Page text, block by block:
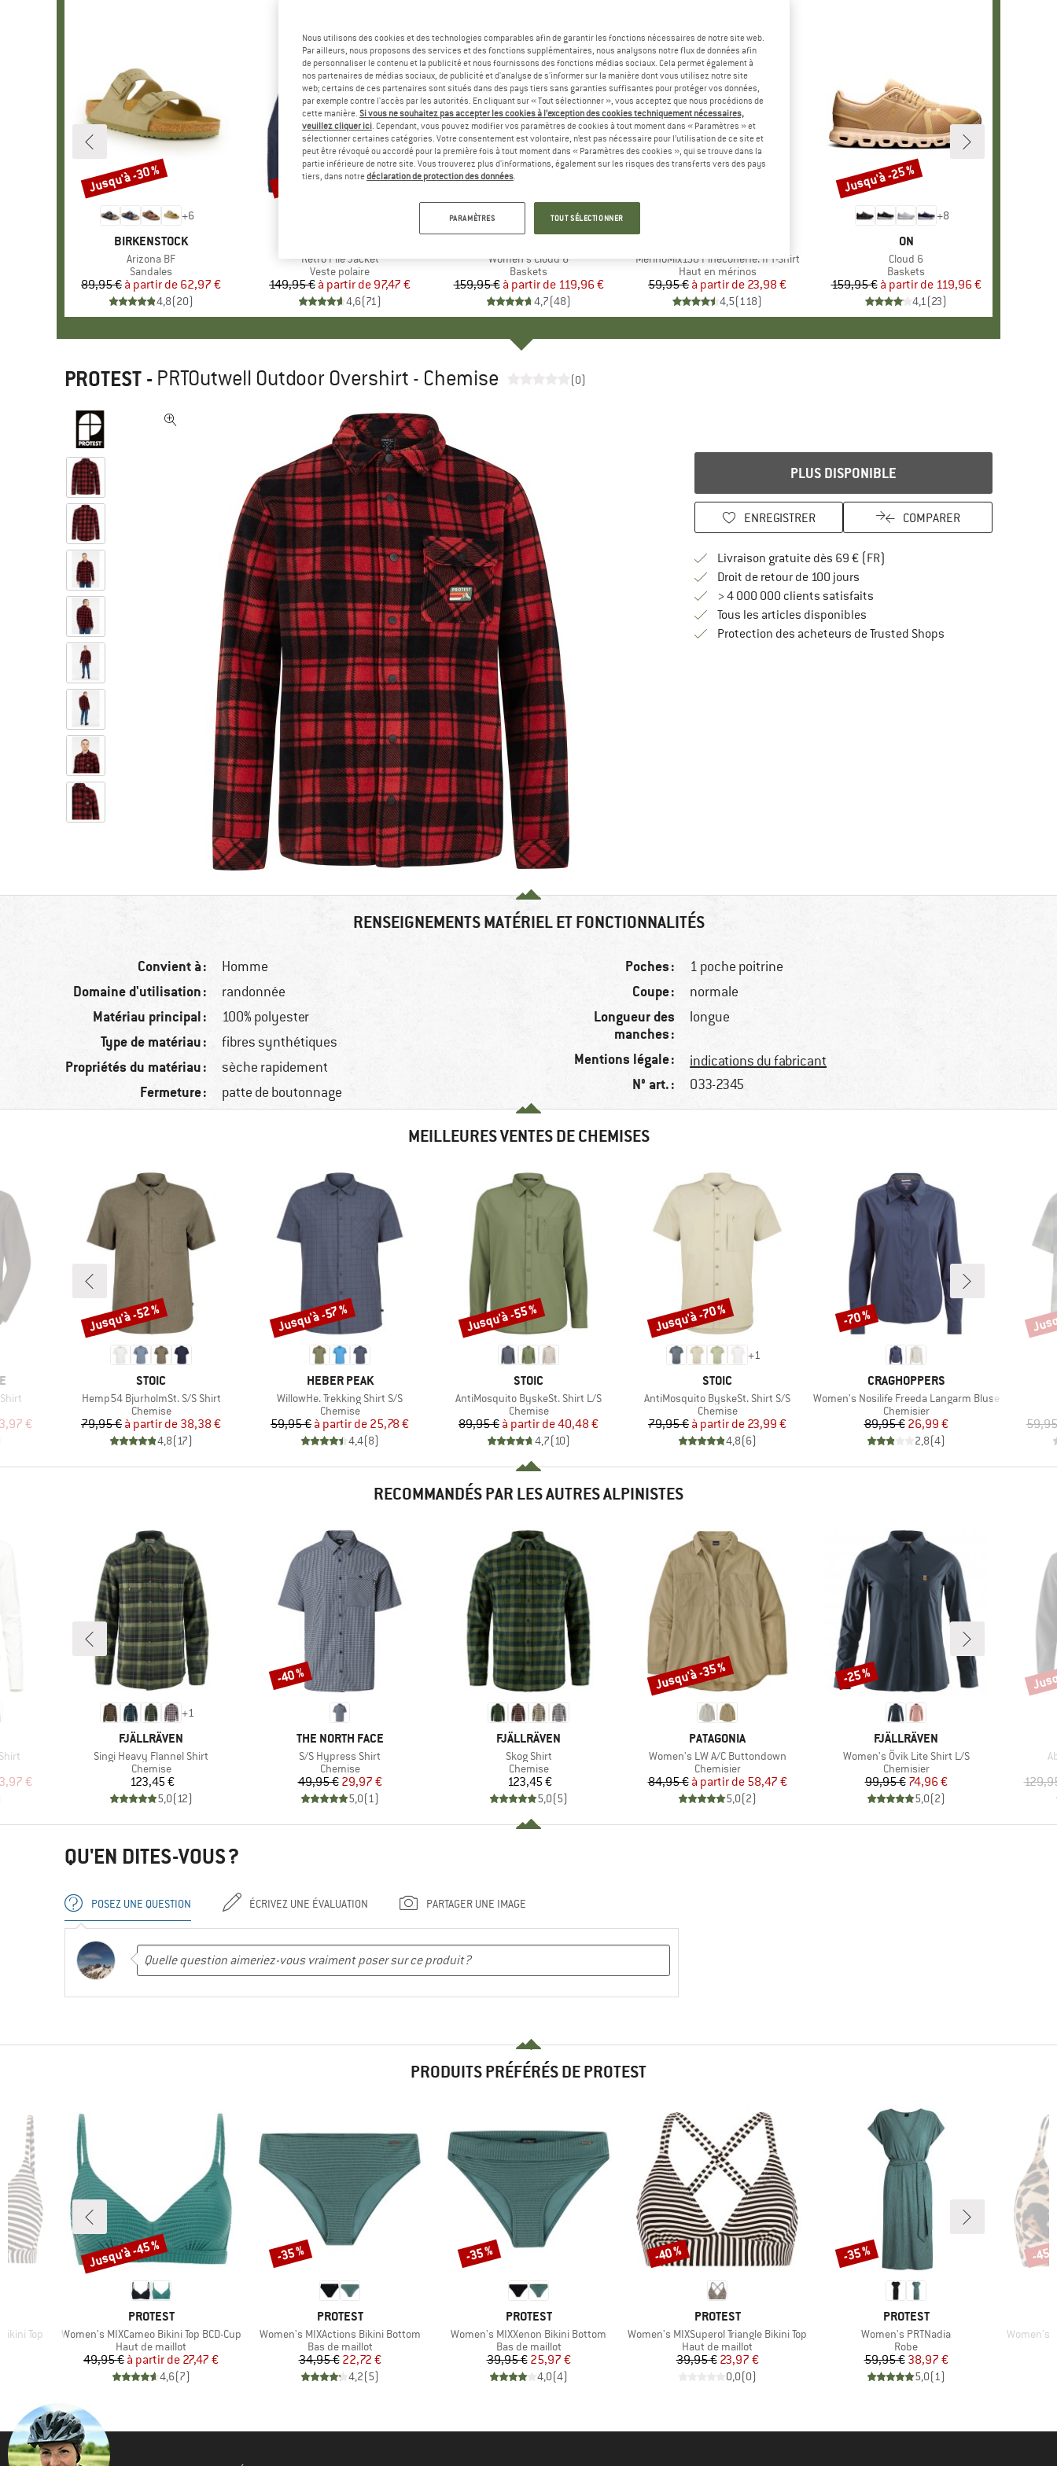
+6
MARQUE
BIRKENSTOCK
Article
Arizona BF
Product group
Sandales
Prix
89,95 € Prix réduit
à partir de 62,97 €
4,8(20)
Remise
Jusqu'à -30 %
Article
Retro Pile Jacket
Product group
Veste polaire
Prix
149,95 € Prix réduit
à partir de 97,47 €
4,6(71)
Remise
Jusqu'à -35 %
+9
Article
Women's Cloud 6
Product group
Baskets
Prix
159,95 € Prix réduit
à partir de 119,96 €
4,7(48)
Remise
Jusqu'à -25 %
Article
MerinoMix150 PineconeHe. II T-Shirt
Product group
Haut en mérinos
Prix
59,95 € Prix réduit
à partir de 23,98 €
4,5(118)
Jusqu'à -60 %
+8
MARQUE
ON
Article
Cloud 6
Product group
Baskets
Prix
159,95 € Prix réduit
à partir de 119,96 €
4,1(23)
Remise
Jusqu'à -25 %
PROTEST - PRTOutwell Outdoor Overshirt - Chemise (0)
PLUS DISPONIBLE
ENREGISTRER COMPARER
Livraison gratuite dès 69 € (FR)
Droit de retour de 100 joursTrouve les informations de
> 4 000 000 clients satisfaits
Tous les articles disponibles
Protection des acheteurs de Trusted ShopsTrouve toutes les
RENSEIGNEMENTS MATÉRIEL ET FONCTIONNALITÉS
Convient à : Homme
Domaine d'utilisation : randonnée
Matériau principal : 100% polyester
Type de matériau : fibres synthétiques
Propriétés du matériau : sèche rapidement
Fermeture : patte de boutonnage
Poches : 1 poche poitrine
Coupe : normale
Longueur des
manches :
longue
Mentions légale : indications du fabricant
N° art. : 033-2345
MEILLEURES VENTES DE CHEMISES
€
MARQUE
STOIC
Article
Hemp54 BjurholmSt. S/S Shirt
Product group
Chemise
Prix
79,95 € Prix réduit
à partir de 38,38 €
4,8(17)
Remise
Jusqu'à -52 %
MARQUE
HEBER PEAK
Article
WillowHe. Trekking Shirt S/S
Product group
Chemise
Prix
59,95 € Prix réduit
à partir de 25,78 €
4,4(8)
Remise
Jusqu'à -57 %
MARQUE
STOIC
Article
AntiMosquito ByskeSt. Shirt L/S
Product group
Chemise
Prix
89,95 € Prix réduit
à partir de40,48 €
4,7(10)
Remise
Jusqu'à -55 %
+1
MARQUE
STOIC
Article
AntiMosquito ByskeSt. Shirt S/S
Product group
Chemise
Prix
79,95 € Prix réduit
à partir de 23,99 €
4,8(6)
Remise
Jusqu'à -70 %
MARQUE
CRAGHOPPERS
Article
Women's Nosilife Freeda Langarm Bluse
Product group
Chemisier
Prix
89,95 €Prix réduit
26,99 €
2,8(4)
Remise
-70 %
RECOMMANDÉS PAR LES AUTRES ALPINISTES
€
+1
MARQUE
FJÄLLRÄVEN
Article
Singi Heavy Flannel Shirt
Product group
Chemise
Prix
123,45 €
5,0(12)
MARQUE
THE NORTH FACE
Article
S/S Hypress Shirt
Product group
Chemise
Prix
49,95 €Prix réduit
29,97 €
5,0(1)
Remise
-40 %
MARQUE
FJÄLLRÄVEN
Article
Skog Shirt
Product group
Chemise
Prix
123,45 €
5,0(5)
MARQUE
PATAGONIA
Article
Women's LW A/C Buttondown
Product group
Chemisier
Prix
84,95 € Prix réduit
à partir de 58,47 €
5,0(2)
Remise
Jusqu'à -35 %
MARQUE
FJÄLLRÄVEN
Article
Women's Övik Lite Shirt L/S
Product group
Chemisier
Prix
99,95 €Prix réduit
74,96 €
5,0(2)
Remise
-25 %
QU'EN DITES-VOUS ?
POSEZ UNE QUESTION ÉCRIVEZ UNE ÉVALUATION PARTAGER UNE IMAGE
PRODUITS PRÉFÉRÉS DE PROTEST
Top
MARQUE
PROTEST
Article
Women's MIXCameo Bikini Top BCD-Cup
Product group
Haut de maillot
Prix
49,95 € Prix réduit
à partir de 27,47 €
4,6(7)
Remise
Jusqu'à -45 %
MARQUE
PROTEST
Article
Women's MIXActions Bikini Bottom
Product group
Bas de maillot
Prix
34,95 €Prix réduit
22,72 €
4,2(5)
Remise
-35 %
MARQUE
PROTEST
Article
Women's MIXXenon Bikini Bottom
Product group
Bas de maillot
Prix
39,95 €Prix réduit
25,97 €
4,0(4)
Remise
-35 %
MARQUE
PROTEST
Article
Women's MIXSuperol Triangle Bikini Top
Product group
Haut de maillot
Prix
39,95 €Prix réduit
23,97 €
0,0(0)
Remise
-40 %
MARQUE
PROTEST
Article
Women's PRTNadia
Product group
Robe
Prix
59,95 €Prix réduit
38,97 €
5,0(1)
Remise
-35 %
Article
Women's
-45
Nous utilisons des cookies et des technologies comparables afin de garantir les fonctions nécessaires de notre site web.
Par ailleurs, nous proposons des services et des fonctions supplémentaires, nous analysons notre flux de données afin
de personnaliser le contenu et la publicité et nous fournissons des fonctions médias sociaux. Cela permet également à
nos partenaires de médias sociaux, de publicité et d'analyse de s'informer sur la manière dont vous utilisez notre site
web; certains de ces partenaires sont situés dans des pays tiers sans garanties suffisantes pour protéger vos données,
par exemple contre l'accès par les autorités. En cliquant sur « Tout sélectionner », vous acceptez que nous procédions de
cette manière. Si vous ne souhaitez pas accepter les cookies à l’exception des cookies techniquement nécessaires,
veuillez cliquer ici. Cependant, vous pouvez modifier vos paramètres de cookies à tout moment dans « Paramètres » et
sélectionner certaines catégories. Votre consentement est volontaire, n’est pas nécessaire pour l’utilisation de ce site et
peut être révoqué ou accordé pour la première fois à tout moment dans « Paramètres des cookies », qui se trouve dans la
partie inférieure de notre site. Vous trouverez plus d'informations, également sur les risques des transferts vers des pays
tiers, dans notredéclaration de protection des données.
PARAMÈTRES TOUT SÉLECTIONNER